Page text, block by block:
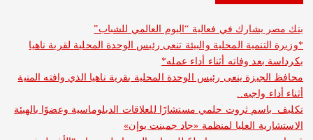
في فعالية “اليوم العالمي للشباب”
المحلية والبيئة تنعى رئيس الوحدة المحلية لقرية ناهيا
وفاته أثناء أداء عمله*
ينعى رئيس الوحدة المحلية بقرية ناهيا الذي وافته المنية
ثروت حلمي مستشارًا للعلاقات الدبلوماسية وعضوًا بالهيئة
العليا لمنظمة «جاد جمينت يوإن»